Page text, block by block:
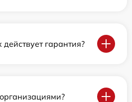
гарантия?